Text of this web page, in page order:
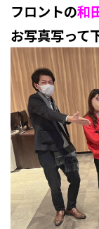
フロントの和
お写真写って